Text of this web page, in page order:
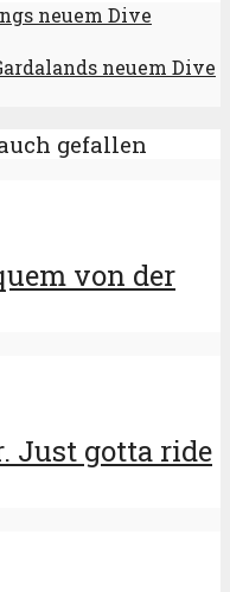
neuem Dive
neuem Dive
gefallen
von der
Just gotta ride